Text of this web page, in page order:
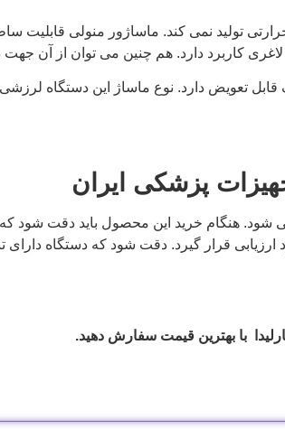
تولید نمی کند. ماساژور منولی قابلیت
کاربرد دارد. هم چنین می توان از آن
و چهار کلاهک قابل تعویض دارد. نوع ماساژ این
پزشکی ایران
شود. هنگام خرید این محصول باید دقت شود
قرار گیرد. دقت شود که دستگاه
با بهترین قیمت سفارش دهید.